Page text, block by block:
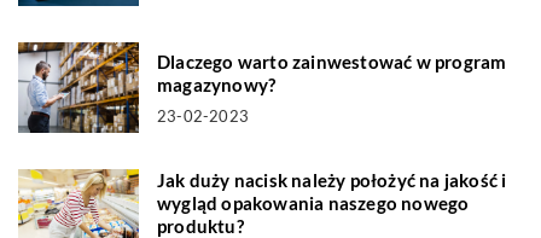
Dlaczego warto zainwestować w program
magazynowy?
23-02-2023
Jak duży nacisk należy położyć na jakość i
wygląd opakowania naszego nowego
produktu?